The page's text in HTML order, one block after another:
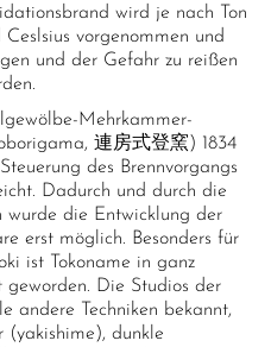
wird je nach Ton
vorgenommen und
und der Gefahr zu reißen
Mehrkammer-
連房式登窯) 1834
des Brennvorgangs
Dadurch und durch die
wurde die Entwicklung der
erst möglich. Besonders für
ist Tokoname in ganz
geworden. Die Studios der
andere Techniken bekannt,
(yakishime), dunkle